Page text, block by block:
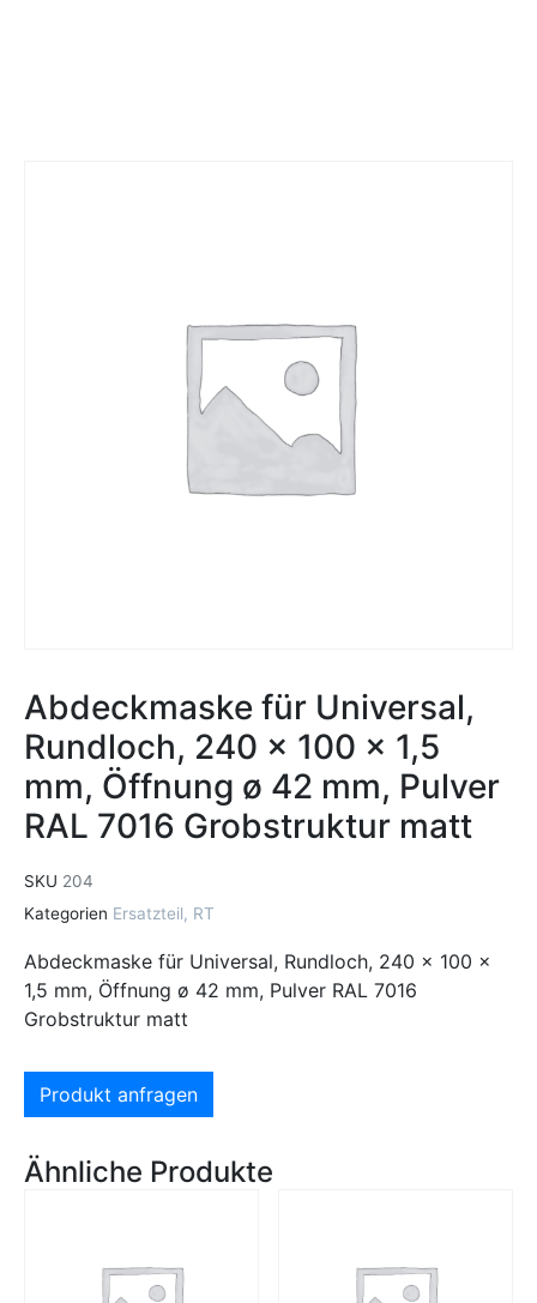
Abdeckmaske für Universal,
Rundloch, 240 x 100 x 1,5
mm, Öffnung ø 42 mm, Pulver
RAL 7016 Grobstruktur matt
SKU 204
Kategorien Ersatzteil, RT
Abdeckmaske für Universal, Rundloch, 240 x 100 x
1,5 mm, Öffnung ø 42 mm, Pulver RAL 7016
Grobstruktur matt
Produkt anfragen
Ähnliche Produkte